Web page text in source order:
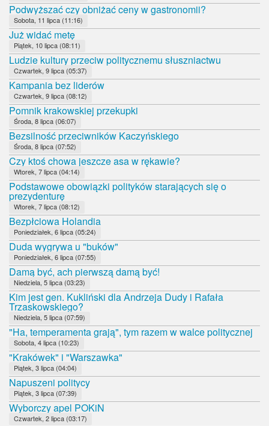
Podwyższać czy obniżać ceny w gastronomii?
Sobota, 11 lipca (11:16)
Już widać metę
Piątek, 10 lipca (08:11)
Ludzie kultury przeciw politycznemu słuszniactwu
Czwartek, 9 lipca (05:37)
Kampania bez liderów
Czwartek, 9 lipca (08:12)
Pomnik krakowskiej przekupki
Środa, 8 lipca (06:07)
Bezsilność przeciwników Kaczyńskiego
Środa, 8 lipca (07:52)
Czy ktoś chowa jeszcze asa w rękawie?
Wtorek, 7 lipca (04:14)
Podstawowe obowiązki polityków starających się o
prezydenturę
Wtorek, 7 lipca (08:12)
Bezpłciowa Holandia
Poniedziałek, 6 lipca (05:24)
Duda wygrywa u "buków"
Poniedziałek, 6 lipca (07:55)
Damą być, ach pierwszą damą być!
Niedziela, 5 lipca (03:23)
Kim jest gen. Kukliński dla Andrzeja Dudy i Rafała
Trzaskowskiego?
Niedziela, 5 lipca (07:59)
"Ha, temperamenta grają", tym razem w walce politycznej
Sobota, 4 lipca (10:23)
"Krakówek" i "Warszawka"
Piątek, 3 lipca (04:04)
Napuszeni politycy
Piątek, 3 lipca (07:39)
Wyborczy apel POKiN
Czwartek, 2 lipca (03:17)